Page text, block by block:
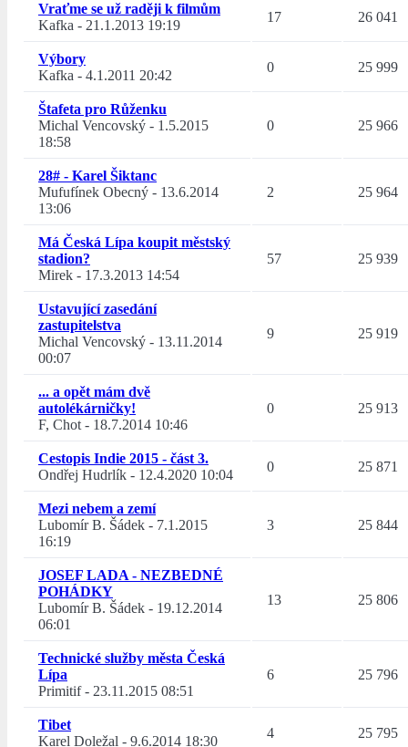
Vraťme se už raději k filmům
Kafka - 21.1.2013 19:19
17 26 041
Výbory
Kafka - 4.1.2011 20:42
0 25 999
Štafeta pro Růženku
Michal Vencovský - 1.5.2015
18:58
0 25 966
28# - Karel Šiktanc
Mufufínek Obecný - 13.6.2014
13:06
2 25 964
Má Česká Lípa koupit městský
stadion?
Mirek - 17.3.2013 14:54
57 25 939
Ustavující zasedání
zastupitelstva
Michal Vencovský - 13.11.2014
00:07
9 25 919
... a opět mám dvě
autolékárničky!
F, Chot- 18.7.2014 10:46
0 25 913
Cestopis Indie 2015 - část 3.
Ondřej Hudrlík - 12.4.2020 10:04
0 25 871
Mezi nebem a zemí
Lubomír B. Šádek - 7.1.2015
16:19
3 25 844
JOSEF LADA - NEZBEDNÉ
POHÁDKY
Lubomír B. Šádek - 19.12.2014
06:01
13 25 806
Technické služby města Česká
Lípa
Primitif- 23.11.2015 08:51
6 25 796
Tibet
Karel Doležal - 9.6.2014 18:30
4 25 795